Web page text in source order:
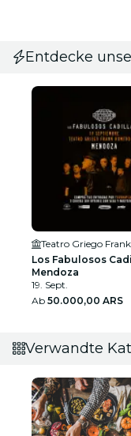
Entdecke
Los Fabulosos
Mendoza
19. Sept.
Ab 50.000,00 ARS
Verwandte